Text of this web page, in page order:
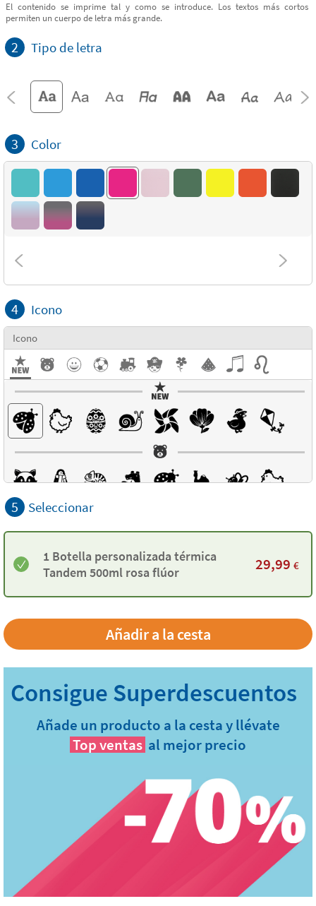
El contenido se imprime tal y como se introduce. Los textos más cortos
permiten un cuerpo de letra más grande.
2 Tipo de letra
3 Color
4 Icono
Icono
5 Seleccionar
1 Botella personalizada térmica
Tandem 500ml rosa flúor
29,99 €
Añade un producto a la cesta y llévate
Top ventas al mejor precio